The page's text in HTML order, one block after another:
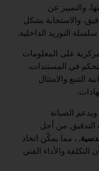
والتمييز عن
والاستجابة بشكل
التوريد الداخلية.
على المعلومات
في المستندات،
التتبع والامتثال
الصيانة
التدقيق. من أجل
, ، مما يمكّن اتخاذ
والأداء الفني